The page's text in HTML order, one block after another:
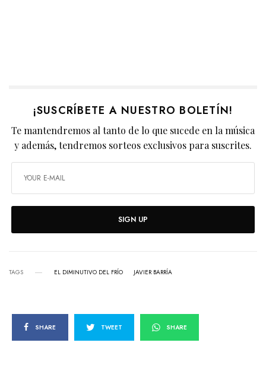
¡SUSCRÍBETE A NUESTRO BOLETÍN!
Te mantendremos al tanto de lo que sucede en la música
y además, tendremos sorteos exclusivos para suscrites.
SIGN UP
TAGS EL DIMINUTIVO DEL FRÍO JAVIER BARRÍA
SHARE TWEET SHARE